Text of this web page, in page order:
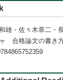
雄・佐々木章二・
合格論文の書き